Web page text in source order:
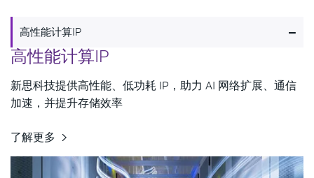
高性能计算IP -
高性能计算IP
新思科技提供高性能、低功耗 IP，助力 AI 网络扩展、通信
加速，并提升存储效率
了解更多